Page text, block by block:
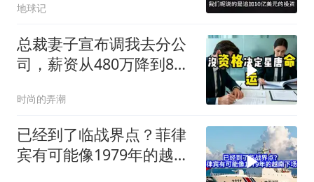
地球记
总裁妻子宣布调我去分公
司，薪资从480万降到8
时尚的弄潮
已经到了临战界点？菲律
宾有可能像1979年的越南